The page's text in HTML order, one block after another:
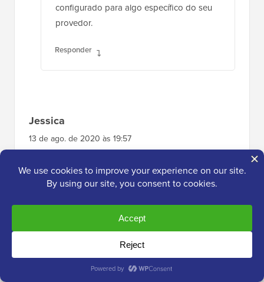
configurado para algo específico do seu
provedor.
Responder
Jessica
13 de ago. de 2020 às 19:57
Isso funcionou perfeitamente, obrigado!
WPBeginner Support ADMIN